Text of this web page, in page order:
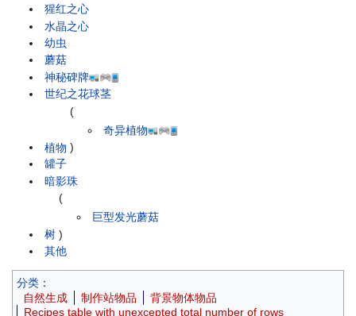
猩红之心
水晶之心
幼虫
蘑菇
神秘碑牌
世纪之花球茎
植物
(
奇异植物
)
罐子
暗影珠
树
(
巨型发光蘑菇
)
其他
分类 ：
自然生成
制作站物品
背景物体物品
Recipes table with unexcepted total number of rows